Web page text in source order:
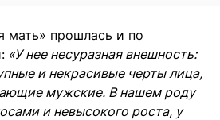
мать» прошлась и по
«У нее несуразная внешность:
и некрасивые черты лица,
мужские. В нашем роду
и невысокого роста, у